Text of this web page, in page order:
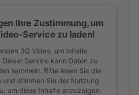
Ihre Zustimmung, um
Service zu laden!
3Q Video, um Inhalte
Service kann Daten zu
sammeln. Bitte lesen Sie die
und stimmen Sie der Nutzung
um diese Inhalte anzuzeigen.